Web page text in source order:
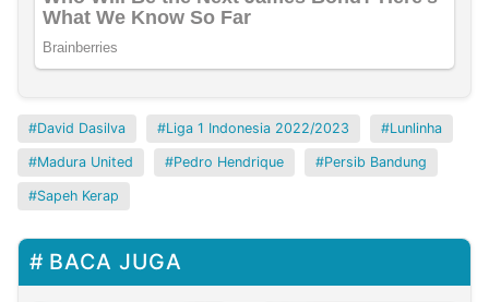
David Dasilva Liga 1 Indonesia 2022/2023 Lunlinha
Madura United Pedro Hendrique Persib Bandung
Sapeh Kerap
BACA JUGA